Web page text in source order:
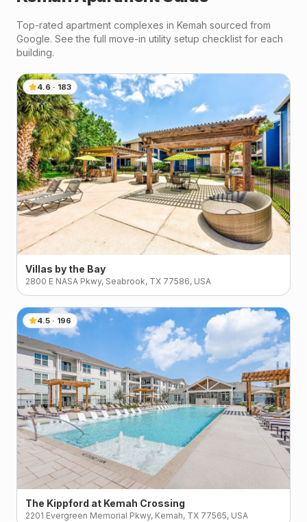
Top-rated apartment complexes in Kemah sourced from
Google. See the full move-in utility setup checklist for each
building.
4.6 · 183
Villas by the Bay
2800 E NASA Pkwy, Seabrook, TX 77586, USA
4.5 · 196
The Kippford at Kemah Crossing
2201 Evergreen Memorial Pkwy, Kemah, TX 77565, USA